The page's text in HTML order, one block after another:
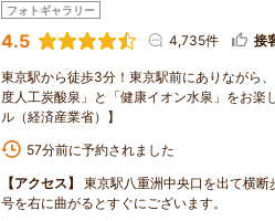
フォトギャラリー
4.5 4,735件 接
東京駅から徒歩3分！東京駅前にありながら
度人工炭酸泉」と「健康イオン水泉」をお
ル（経済産業省）】
57分前に予約されました
【アクセス】
東京駅八重洲中央口を出て横
号を右に曲がるとすぐにございます。